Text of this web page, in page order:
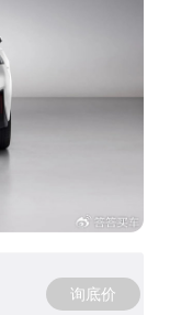
询底价